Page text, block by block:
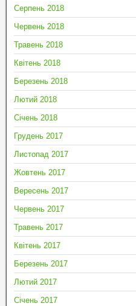
Серпень 2018
Червень 2018
Травень 2018
Квітень 2018
Березень 2018
Лютий 2018
Січень 2018
Грудень 2017
Листопад 2017
Жовтень 2017
Вересень 2017
Червень 2017
Травень 2017
Квітень 2017
Березень 2017
Лютий 2017
Січень 2017